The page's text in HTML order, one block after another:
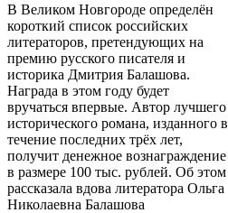
В Великом Новгороде определён
короткий список российских
литераторов, претендующих на
премию русского писателя и
историка Дмитрия Балашова.
Награда в этом году будет
вручаться впервые. Автор лучшего
исторического романа, изданного в
течение последних трёх лет,
получит денежное вознаграждение
в размере 100 тыс. рублей. Об этом
рассказала вдова литератора Ольга
Николаевна Балашова